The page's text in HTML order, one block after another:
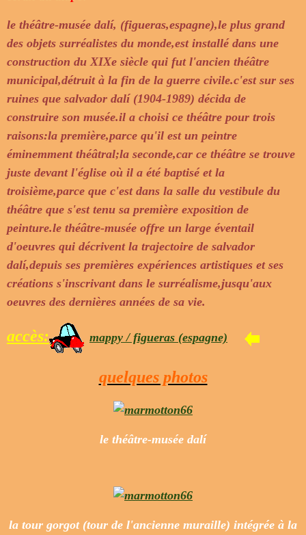
le théâtre-musée dalí, (figueras,espagne),le plus grand
des objets surréalistes du monde,est installé dans une
construction du XIXe siècle qui fut l'ancien théâtre
municipal,détruit à la fin de la guerre civile.c'est sur ses
ruines que salvador dalí (1904-1989) décida de
construire son musée.il a choisi ce théâtre pour trois
raisons:la première,parce qu'il est un peintre
éminemment théâtral;la seconde,car ce théâtre se trouve
juste devant l'église où il a été baptisé et la
troisième,parce que c'est dans la salle du vestibule du
théâtre que s'est tenu sa première exposition de
peinture.le théâtre-musée offre un large éventail
d'oeuvres qui décrivent la trajectoire de salvador
dalí,depuis ses premières expériences artistiques et ses
créations s'inscrivant dans le surréalisme,jusqu'aux
oeuvres des dernières années de sa vie.
accès: mappy / figueras (espagne)
quelques photos
le théâtre-musée dalí
la tour gorgot (tour de l'ancienne muraille) intégrée à la